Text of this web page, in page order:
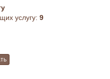
услугу: 9